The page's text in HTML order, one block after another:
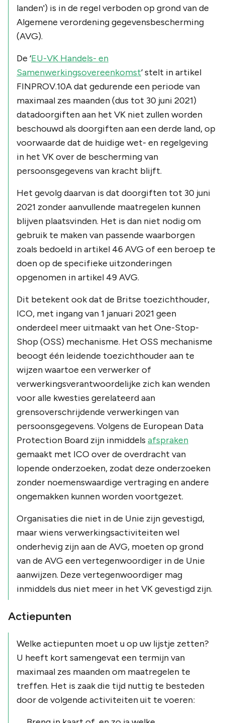
landen') is in de regel verboden op grond van de
Algemene verordening gegevensbescherming
(AVG).
De ‘EU-VK Handels- en
Samenwerkingsovereenkomst’ stelt in artikel
FINPROV.10A dat gedurende een periode van
maximaal zes maanden (dus tot 30 juni 2021)
datadoorgiften aan het VK niet zullen worden
beschouwd als doorgiften aan een derde land, op
voorwaarde dat de huidige wet- en regelgeving
in het VK over de bescherming van
persoonsgegevens van kracht blijft.
Het gevolg daarvan is dat doorgiften tot 30 juni
2021 zonder aanvullende maatregelen kunnen
blijven plaatsvinden. Het is dan niet nodig om
gebruik te maken van passende waarborgen
zoals bedoeld in artikel 46 AVG of een beroep te
doen op de specifieke uitzonderingen
opgenomen in artikel 49 AVG.
Dit betekent ook dat de Britse toezichthouder,
ICO, met ingang van 1 januari 2021 geen
onderdeel meer uitmaakt van het One-Stop-
Shop (OSS) mechanisme. Het OSS mechanisme
beoogt één leidende toezichthouder aan te
wijzen waartoe een verwerker of
verwerkingsverantwoordelijke zich kan wenden
voor alle kwesties gerelateerd aan
grensoverschrijdende verwerkingen van
persoonsgegevens. Volgens de European Data
Protection Board zijn inmiddels afspraken
gemaakt met ICO over de overdracht van
lopende onderzoeken, zodat deze onderzoeken
zonder noemenswaardige vertraging en andere
ongemakken kunnen worden voortgezet.
Organisaties die niet in de Unie zijn gevestigd,
maar wiens verwerkingsactiviteiten wel
onderhevig zijn aan de AVG, moeten op grond
van de AVG een vertegenwoordiger in de Unie
aanwijzen. Deze vertegenwoordiger mag
inmiddels dus niet meer in het VK gevestigd zijn.
Actiepunten
Welke actiepunten moet u op uw lijstje zetten?
U heeft kort samengevat een termijn van
maximaal zes maanden om maatregelen te
treffen. Het is zaak die tijd nuttig te besteden
door de volgende activiteiten uit te voeren: